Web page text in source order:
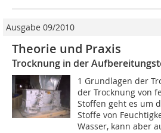
Ausgabe 09/2010
Theorie und Praxis
Trocknung in der
1 Grundlagen der
der Trocknung von
Stoffen geht es um
Stoffe von
Wasser, kann aber